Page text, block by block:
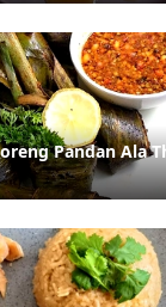
Pandan Ala